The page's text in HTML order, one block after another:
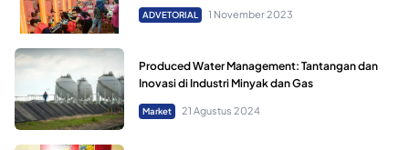
ADVETORIAL 1 November 2023
Produced Water Management: Tantangan dan
Inovasi di Industri Minyak dan Gas
Market 21 Agustus 2024